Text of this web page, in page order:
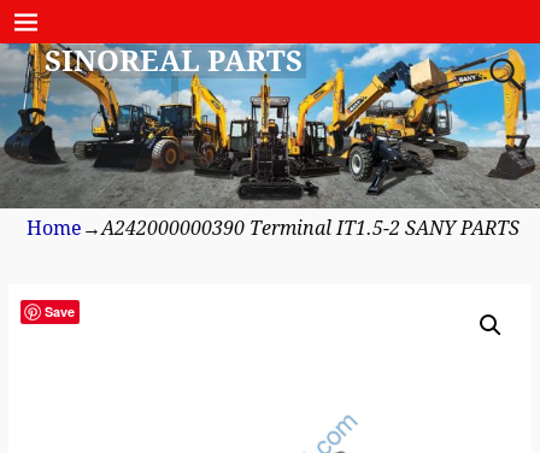
SINOREAL PARTS
Home →A242000000390 Terminal IT1.5-2 SANY PARTS
Save